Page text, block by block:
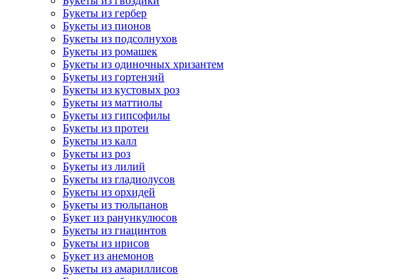
Букеты из гербер
Букеты из пионов
Букеты из подсолнухов
Букеты из ромашек
Букеты из одиночных хризантем
Букеты из гортензий
Букеты из кустовых роз
Букеты из маттиолы
Букеты из гипсофилы
Букеты из протеи
Букеты из калл
Букеты из роз
Букеты из лилий
Букеты из гладиолусов
Букеты из орхидей
Букеты из тюльпанов
Букет из ранункулюсов
Букеты из гиацинтов
Букеты из ирисов
Букет из анемонов
Букеты из амариллисов